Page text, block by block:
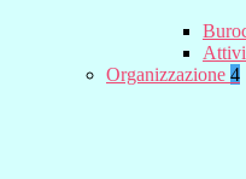
Organizzazione 4